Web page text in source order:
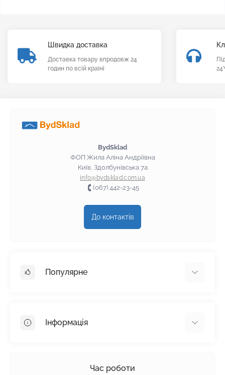
Швидка доставка
Доставка товару впродовж 24
годин по всій країні
BydSklad
ФОП Жила Аліна Андріївна
Київ, Здолбунівська 7а
info@bydsklad.com.ua
(067) 442-23-45
До контактів
Популярне
Пінопласт
Інформація
Час роботи